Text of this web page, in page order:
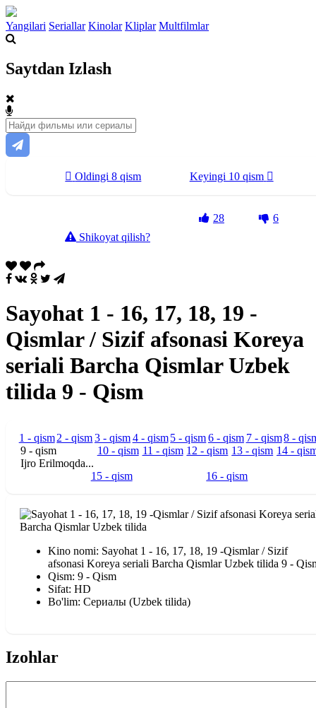
Yangilari Seriallar Kinolar Kliplar Multfilmlar
Saytdan Izlash
Oldingi 8 qism Keyingi 10 qism
Shikoyat qilish?
28 6
Sayohat 1 - 16, 17, 18, 19 -
Qismlar / Sizif afsonasi Koreya
seriali Barcha Qismlar Uzbek
tilida 9 - Qism
1 - qism2 - qism3 - qism4 - qism5 - qism6 - qism 7 - qism8 -
9 - qism
Ijro Erilmoqda...
10 - qism 11 - qism 12 - qism 13 - qism 14 -
15 - qism 16 - qism
Kino nomi: Sayohat 1 - 16, 17, 18, 19 -Qismlar / Sizif
afsonasi Koreya seriali Barcha Qismlar Uzbek tilida 9 -
Qism: 9 - Qism
Sifat: HD
Bo'lim: Сериалы (Uzbek tilida)
Izohlar